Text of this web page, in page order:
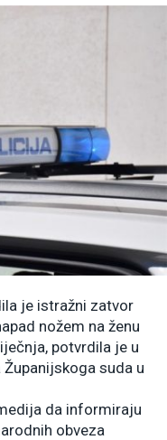
je istražni zatvor
nožem na ženu
potvrdila je u
suda u
da informiraju
obveza